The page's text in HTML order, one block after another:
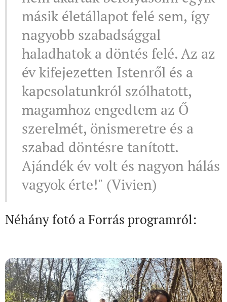
másik életállapot felé sem, így
nagyobb szabadsággal
haladhatok a döntés felé. Az az
év kifejezetten Istenről és a
kapcsolatunkról szólhatott,
magamhoz engedtem az Ő
szerelmét, önismeretre és a
szabad döntésre tanított.
Ajándék év volt és nagyon hálás
vagyok érte!" (Vivien)
Néhány fotó a Forrás programról: